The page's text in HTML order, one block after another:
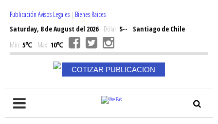
Publicación Avisos Legales | Bienes Raices
Saturday, 8 de August del 2026Dólar: $--
Santiago de Chile
Min: 5℃ Max: 10℃
COTIZAR PUBLICACION